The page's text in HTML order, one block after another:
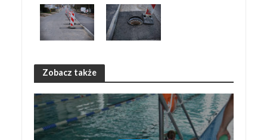
Zobacz także